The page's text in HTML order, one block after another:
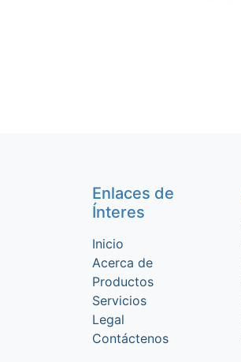
Enlaces de
Ínteres
Inicio
Acerca de
Productos
Servicios
Legal
Contáctenos